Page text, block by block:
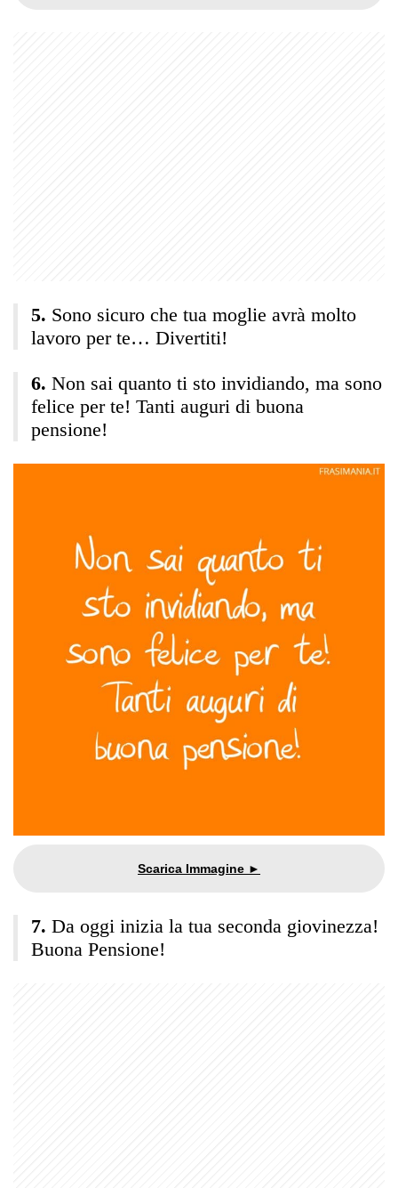
Sono sicuro che tua moglie avrà molto
lavoro per te… Divertiti!
Non sai quanto ti sto invidiando, ma sono
felice per te! Tanti auguri di buona
pensione!
Da oggi inizia la tua seconda giovinezza!
Buona Pensione!